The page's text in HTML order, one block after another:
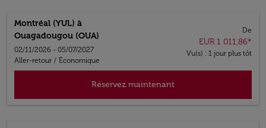
Montréal (YUL) à
Ouagadougou (OUA)
02/11/2026 - 05/07/2027
Aller-retour / Économique
De
EUR 1 011,86*
Vu(s) : 1 jour plus tôt
Réservez maintenant